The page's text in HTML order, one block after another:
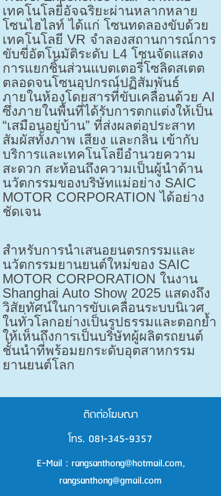
เทคโนโลยีอัจฉริยะผ่านหลากหลาย
โซนไฮไลท์ ได้แก่ โซนทดลองขับด้วย
เทคโนโลยี VR จำลองสถานการณ์การ
ขับขี่อัตโนมัติระดับ L4โซนจัดแสดง
การแยกชิ้นส่วนแบตเตอรี่โซลิดสเตต
ตลอดจนโซนอุปกรณ์ปฏิสัมพันธ์
ภายในห้องโดยสารที่ขับเคลื่อนด้วย AI
ซึ่งภายในพื้นที่ได้รับการตกแต่งให้เป็น
“เสมือนอยู่บ้าน” ที่ส่งผลต่อประสาท
สัมผัสทั้งภาพ เสียง และกลิ่น เข้ากับ
บริการและเทคโนโลยีอำนวยความ
สะดวก สะท้อนถึงความเป็นผู้นำด้าน
นวัตกรรมของบริษัทแม่อย่าง SAIC
MOTOR CORPORATIONได้อย่าง
ชัดเจน
สำหรับการนำเสนอยนตรกรรมและ
นวัตกรรมยานยนต์ใหม่ของ SAIC
MOTOR CORPORATION ในงาน
Shanghai Auto Show 2025 แสดงถึง
วิสัยทัศน์ในการขับเคลื่อนระบบนิเวศ
ในทั่วโลกอย่างเป็นรูปธรรมและตอกย้ำ
ให้เห็นถึงการเป็นบริษัทผู้ผลิตรถยนต์
ชั้นนำที่พร้อมยกระดับอุตสาหกรรม
ยานยนต์โลก
ติดต่อโฆษณา
โทร. 081-345-9357
E-Mail : rangsanthong@hotmail.com,
rangsanthong@gmail.com